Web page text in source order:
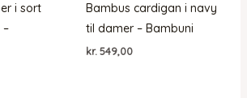
i sort
Bambus cardigan i navy
til damer – Bambuni
kr.549,00